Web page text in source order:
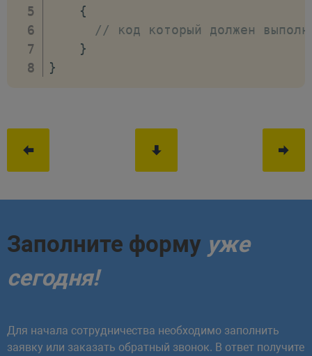
{
// код который должен
}
}
Заполните форму уже
сегодня!
Для начала сотрудничества необходимо заполнить
заявку или заказать обратный звонок. В ответ получите